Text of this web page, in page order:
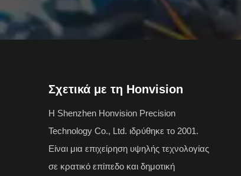
Σχετικά με τη Honvision
Η Shenzhen Honvision Precision
Technology Co., Ltd. ιδρύθηκε το 2001.
Είναι μια επιχείρηση υψηλής τεχνολογίας
σε κρατικό επίπεδο και δημοτική